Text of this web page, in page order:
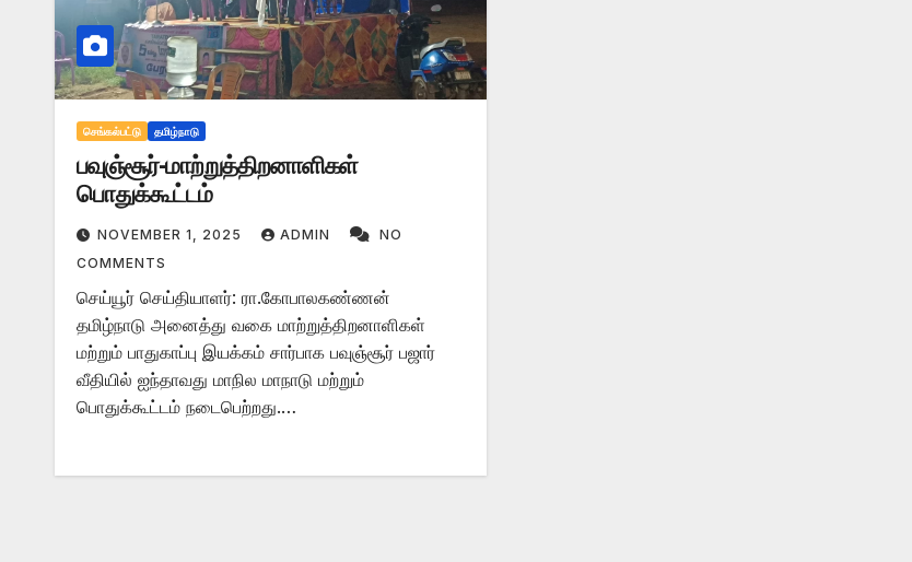
செங்கல்பட்டு தமிழ்நாடு
பவுஞ்சூர்-மாற்றுத்திறனாளிகள்
பொதுக்கூட்டம்
NOVEMBER 1, 2025 ADMIN
NO
COMMENTS
செய்யூர் செய்தியாளர்: ரா.கோபாலகண்ணன்
தமிழ்நாடு அனைத்து வகை மாற்றுத்திறனாளிகள்
மற்றும் பாதுகாப்பு இயக்கம் சார்பாக பவுஞ்சூர் பஜார்
வீதியில் ஐந்தாவது மாநில மாநாடு மற்றும்
பொதுக்கூட்டம் நடைபெற்றது.…